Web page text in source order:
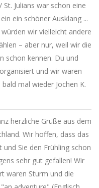
Julians war schon eine
ein schöner Ausklang ...
wir vielleicht andere
– aber nur, weil wir die
schon kennen. Du und
und wir waren
mal wieder Jochen K.
herzliche Grüße aus dem
Wir hoffen, dass das
Sie den Frühling schon
sehr gut gefallen! Wir
waren Sturm und die